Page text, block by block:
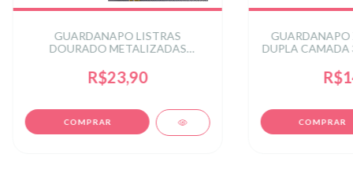
GUARDANAPO LISTRAS
DOURADO METALIZADAS
R$23,90
GUARDANAPO
DUPLA